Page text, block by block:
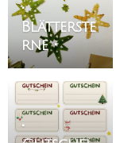
•
Blätterste
rne •
•